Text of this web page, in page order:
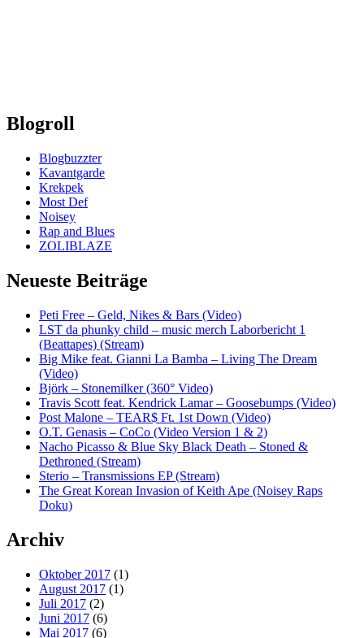
Blogroll
Blogbuzzter
Kavantgarde
Krekpek
Most Def
Noisey
Rap and Blues
ZOLIBLAZE
Neueste Beiträge
Peti Free – Geld, Nikes & Bars (Video)
LST da phunky child – music merch Laborbericht 1
(Beattapes) (Stream)
Big Mike feat. Gianni La Bamba – Living The Dream
(Video)
Björk – Stonemilker (360° Video)
Travis Scott feat. Kendrick Lamar – Goosebumps (Video)
Post Malone – TEAR$ Ft. 1st Down (Video)
O.T. Genasis – CoCo (Video Version 1 & 2)
Nacho Picasso & Blue Sky Black Death – Stoned &
Dethroned (Stream)
Sterio – Transmissions EP (Stream)
The Great Korean Invasion of Keith Ape (Noisey Raps
Doku)
Archiv
Oktober 2017 (1)
August 2017 (1)
Juli 2017 (2)
Juni 2017 (6)
Mai 2017 (6)